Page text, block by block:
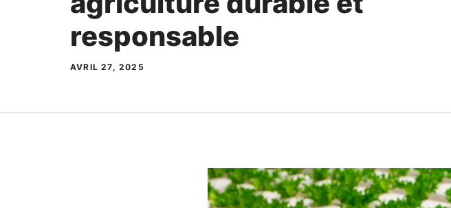
responsable
AVRIL 27, 2025